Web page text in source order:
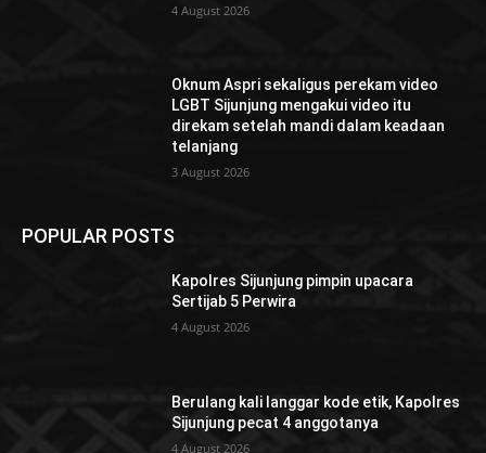
4 August 2026
Oknum Aspri sekaligus perekam video
LGBT Sijunjung mengakui video itu
direkam setelah mandi dalam keadaan
telanjang
3 August 2026
POPULAR POSTS
Kapolres Sijunjung pimpin upacara
Sertijab 5 Perwira
4 August 2026
Berulang kali langgar kode etik, Kapolres
Sijunjung pecat 4 anggotanya
4 August 2026